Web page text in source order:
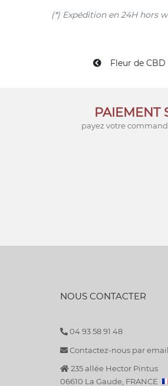
(*) Expédition en 24H hors
Fleur de CBD
PAIEMENT
payez votre
NOUS CONTACTER
04 93 58 91 48
Contactez-nous par email
235 allée Hector Pintus
06610 La Gaude, FRANCE